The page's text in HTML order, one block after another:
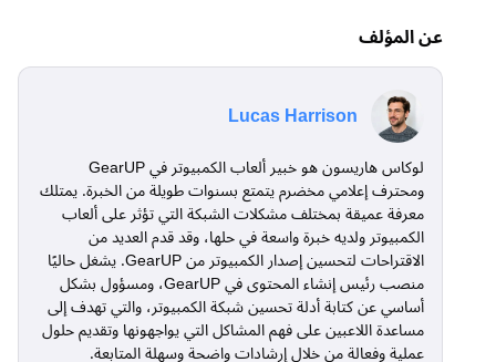
عن المؤلف
Lucas Harrison
لوكاس هاريسون هو خبير ألعاب الكمبيوتر في GearUP
ومحترف إعلامي مخضرم يتمتع بسنوات طويلة من الخبرة. يمتلك
معرفة عميقة بمختلف مشكلات الشبكة التي تؤثر على ألعاب
الكمبيوتر ولديه خبرة واسعة في حلها، وقد قدم العديد من
الاقتراحات لتحسين إصدار الكمبيوتر من GearUP. يشغل حاليًا
منصب رئيس إنشاء المحتوى في GearUP، ومسؤول بشكل
أساسي عن كتابة أدلة تحسين شبكة الكمبيوتر، والتي تهدف إلى
مساعدة اللاعبين على فهم المشاكل التي يواجهونها وتقديم حلول
عملية وفعالة من خلال إرشادات واضحة وسهلة المتابعة.